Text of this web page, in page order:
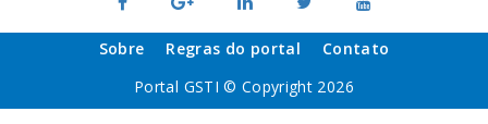
Sobre Regras do portal
Contato
Portal GSTI © Copyright 2026